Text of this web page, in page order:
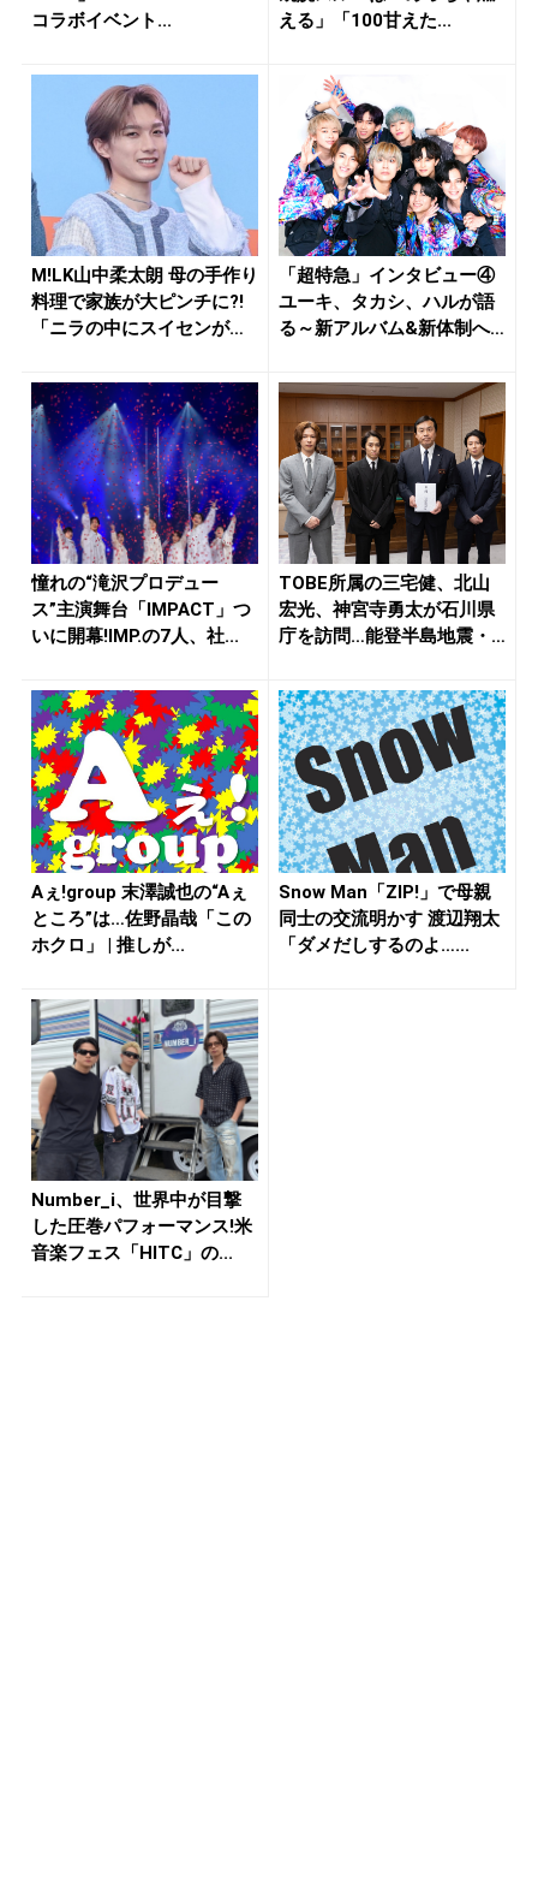
コラボイベント...
える」「100甘えた...
M!LK山中柔太朗 母の手作り
料理で家族が大ピンチに?!
「ニラの中にスイセンが
「超特急」インタビュー④
ユーキ、タカシ、ハルが語
る～新アルバム&新体制へ
憧れの“滝沢プロデュー
ス”主演舞台「IMPACT」つ
いに開幕!IMP.の7人、社...
TOBE所属の三宅健、北山
宏光、神宮寺勇太が石川県
庁を訪問…能登半島地震・
Aぇ!group 末澤誠也の“Aぇ
ところ”は…佐野晶哉「この
ホクロ」 | 推しが...
Snow Man「ZIP!」で母親
同士の交流明かす 渡辺翔太
「ダメだしするのよ…...
Number_i、世界中が目撃
した圧巻パフォーマンス!米
音楽フェス「HITC」の...